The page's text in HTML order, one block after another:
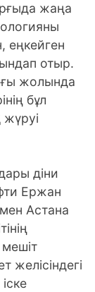
жаңа
еңкейген
отыр.
жолында
бұл
діни
Ержан
Астана
желісіндегі